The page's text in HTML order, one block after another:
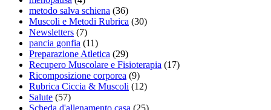
metodo salva schiena (36)
Muscoli e Metodi Rubrica (30)
Newsletters (7)
pancia gonfia (11)
Preparazione Atletica (29)
Recupero Muscolare e Fisioterapia (17)
Ricomposizione corporea (9)
Rubrica Ciccia & Muscoli (12)
Salute (57)